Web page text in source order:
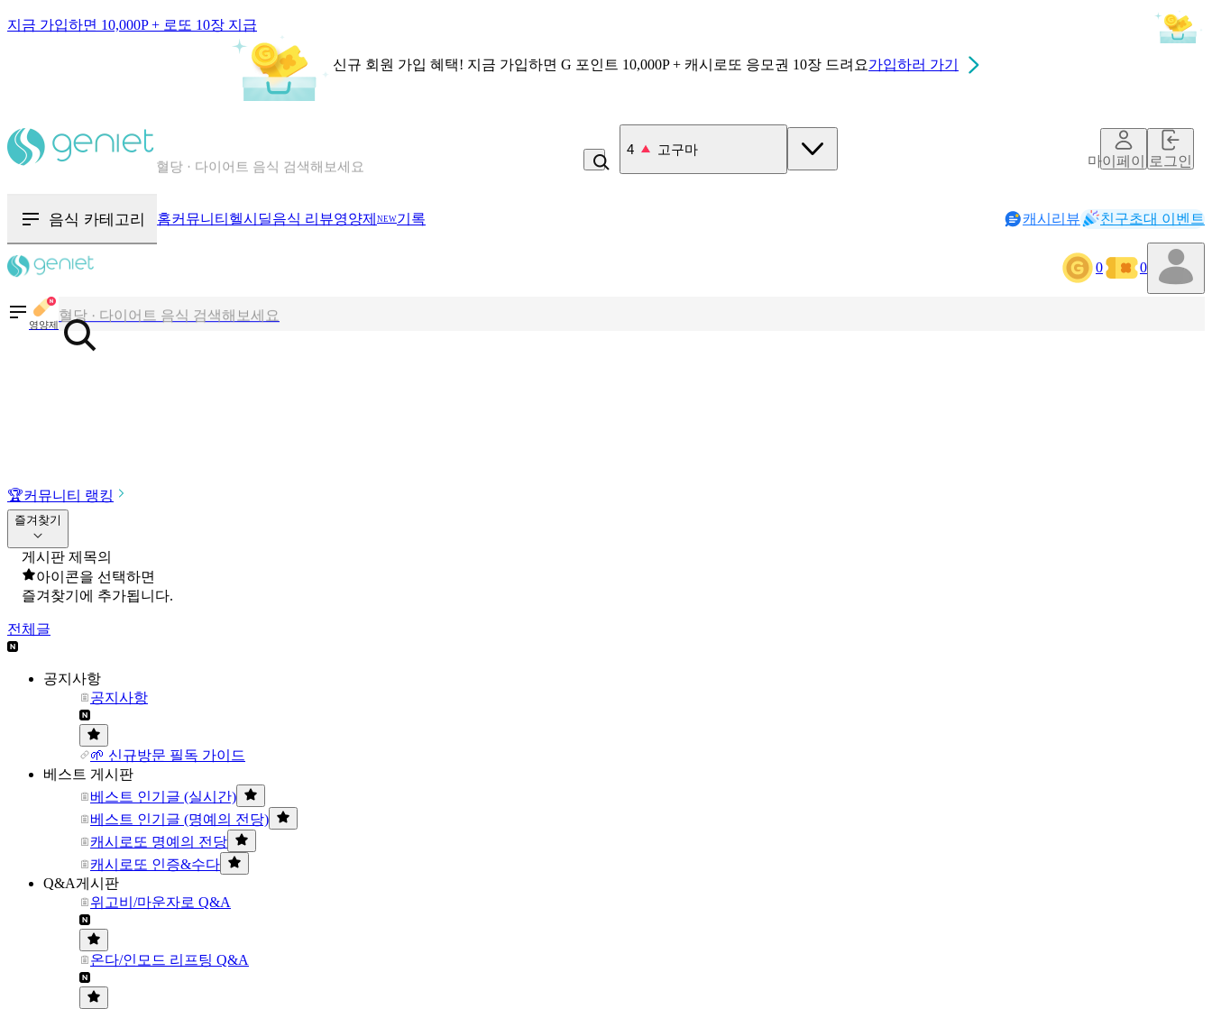
지금 가입하면 10,000P + 로또 10장 지급
신규 회원 가입 혜택! 지금 가입하면 G 포인트 10,000P + 캐시로또 응모권 10장 드려요가입하러 가기
혈당 · 다이어트 음식 검색해보세요
5 비_플레인 쿽
마이페이지로그인
음식 카테고리 홈커뮤니티 헬시딜음식 리뷰영양제 NEW기록 캐시리뷰 친구초대 이벤트
0 0
영양제
혈당 · 다이어트 음식 검색해보세요
음식 · 영양제 리뷰를 찾아보세요
🏆커뮤니티 랭킹
즐겨찾기
게시판 제목의
아이콘을 선택하면
즐겨찾기에 추가됩니다.
전체글
공지사항
공지사항
🌱 신규방문 필독 가이드
베스트 게시판
베스트 인기글 (실시간)
베스트 인기글 (명예의 전당)
캐시로또 명예의 전당
캐시로또 인증&수다
Q&A게시판
위고비/마운자로 Q&A
온다/인모드 리프팅 Q&A